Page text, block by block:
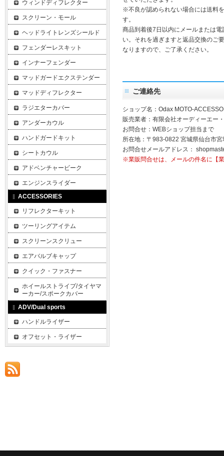
※不良が認められない場合には送料
す。
商品到着後7日以内にメールまたは
い。それを過ぎますと返品交換のご
なりますので、ご了承ください。
ご連絡先
ショップ名：Odax MOTO-
販売業者：有限会社オーディーエー
お問合せ：WEBショップ担当まで
所在地：〒983-0822 宮城県仙台市
お問合せメールアドレス：
※業販問合せは、メールの件名に【
ウィンドディフレクター
スクリーン・モール
ヘッドライトレンズシールド
フェンダーレスキット
インナーフェンダー
マッドガードエクステンダー
マッドディフレクター
ラジエターカバー
アンダーカウル
ハンドガードキット
シートカウル
アドベンチャービーク
エンジンスライダー
ACCESSORIES
リフレクターキット
ツーリングアイテム
スクリーンスクリュー
エアバルブキャップ
クイック・ファスナー
ホイールストライプ/タイヤマ
ーカー/スポークカバー
ADV/Dual sports
ハンドルライザー
オフセット・ライザー